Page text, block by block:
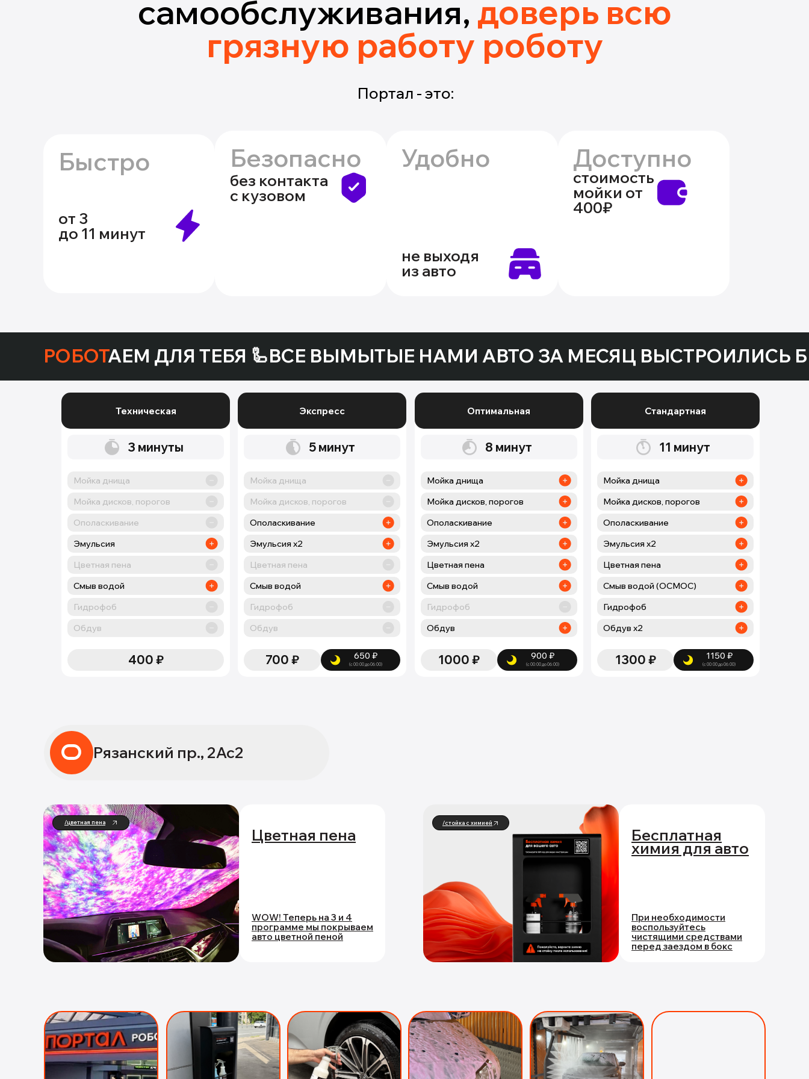
самообслуживания, доверь всю
грязную работу роботу
Портал - это:
Быстро
от 3
до 11 минут
Безопасно
без контакта
с кузовом
Удобно
не выходя
из авто
Доступно
стоимость
мойки от
400₽
РОБОТАЕМ ДЛЯ ТЕБЯ 🦾ВСЕ ВЫМЫТЫЕ НАМИ АВТО ЗА МЕСЯЦ ВЫСТРОИЛИСЬ
Техническая
3 минуты
Мойка днища
Мойка дисков, порогов
Ополаскивание
Эмульсия
Цветная пена
Смыв водой
Гидрофоб
Обдув
400 ₽
Экспресс
5 минут
Мойка днища
Мойка дисков, порогов
Ополаскивание
Эмульсия х2
Цветная пена
Смыв водой
Гидрофоб
Обдув
700 ₽ 650 ₽
(с 00:00 до 06:00)
Оптимальная
8 минут
Мойка днища
Мойка дисков, порогов
Ополаскивание
Эмульсия х2
Цветная пена
Смыв водой
Гидрофоб
Обдув
1000 ₽ 900 ₽
(с 00:00 до 06:00)
Стандартная
11 минут
Мойка днища
Мойка дисков, порогов
Ополаскивание
Эмульсия х2
Цветная пена
Смыв водой (ОСМОС)
Гидрофоб
Обдув х2
1300 ₽ 1150 ₽
(с 00:00 до 06:00)
/цветная пена
Цветная пена
WOW! Теперь на 3 и 4
программе мы покрываем
авто цветной пеной
Бесплатная
химия для авто
При необходимости
воспользуйтесь
чистящими средствами
перед заездом в бокс
/стойка с химией
Рязанский пр., 2Ас2